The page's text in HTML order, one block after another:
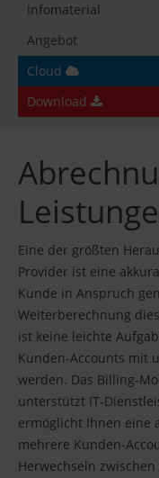
Infomaterial
Angebot
Cloud
Download
Eine der größten
Provider ist eine
Kunde in Anspruch
Weiterberechnung
ist keine leichte
Kunden-Accounts mit
werden. Das Billing-
unterstützt IT-
ermöglicht Ihnen eine
mehrere Kunden-
Herwechseln